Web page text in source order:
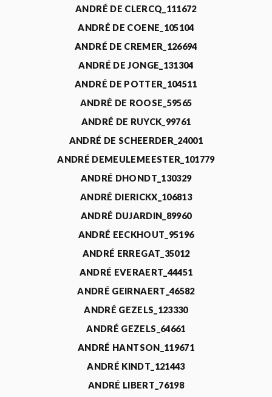
ANDRÉ DE CLERCQ_111672
ANDRÉ DE COENE_105104
ANDRÉ DE CREMER_126694
ANDRÉ DE JONGE_131304
ANDRÉ DE POTTER_104511
ANDRÉ DE ROOSE_59565
ANDRÉ DE RUYCK_99761
ANDRÉ DE SCHEERDER_24001
ANDRÉ DEMEULEMEESTER_101779
ANDRÉ DHONDT_130329
ANDRÉ DIERICKX_106813
ANDRÉ DUJARDIN_89960
ANDRÉ EECKHOUT_95196
ANDRÉ ERREGAT_35012
ANDRÉ EVERAERT_44451
ANDRÉ GEIRNAERT_46582
ANDRÉ GEZELS_123330
ANDRÉ GEZELS_64661
ANDRÉ HANTSON_119671
ANDRÉ KINDT_121443
ANDRÉ LIBERT_76198